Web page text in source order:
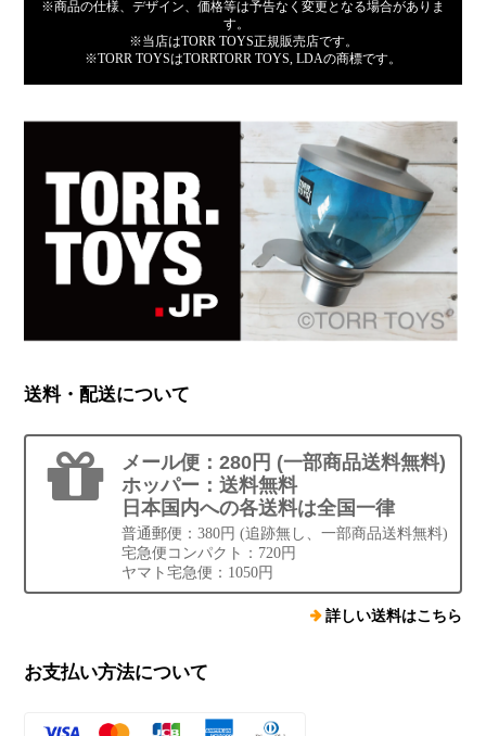
※商品の仕様、デザイン、価格等は予告なく変更となる場合がありま
す。
※当店はTORR TOYS正規販売店です。
※TORR TOYSはTORRTORR TOYS, LDAの商標です。
送料・配送について
メール便：280円 (一部商品送料無料)
ホッパー：送料無料
日本国内への各送料は全国一律
普通郵便：380円 (追跡無し、一部商品送料無料)
宅急便コンパクト：720円
ヤマト宅急便：1050円
詳しい送料はこちら
お支払い方法について